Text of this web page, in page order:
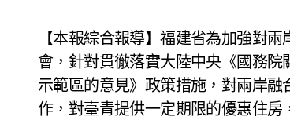
【本報綜合報導】福建省為加強對兩岸融合發展政策便利，相關部門在11月27日舉行新聞發佈
會，針對貫徹落實大陸中央《國務
示範區的意見》政策措施，對兩岸
作，對臺青提供一定期限的優惠住